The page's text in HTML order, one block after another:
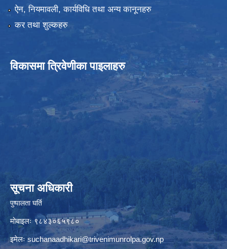
ऐन, नियमावली, कार्यविधि तथा अन्य कानूनहरु
कर तथा शुल्कहरु
विकासमा त्रिवेणीका पाइलाहरु
सूचना अधिकारी
पुष्पालता घर्ति
मोबाइलः ९८४३०६५९८०
इमेलःsuchanaadhikari@trivenimunrolpa.gov.np